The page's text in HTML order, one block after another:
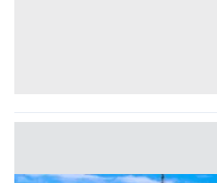
reklam/pazarlama faaliyetlerinin
Çerezlere ilişkin tercihlerinizi